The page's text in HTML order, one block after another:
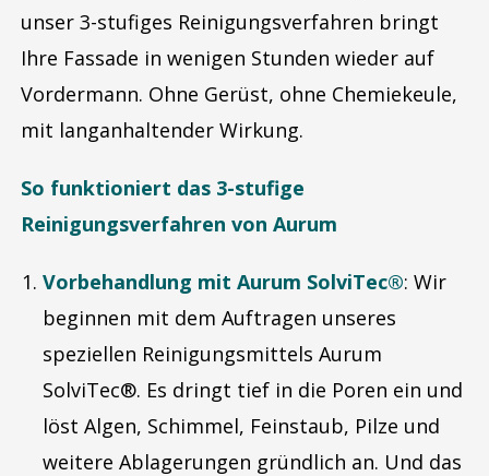
unser 3-stufiges Reinigungsverfahren bringt
Ihre Fassade in wenigen Stunden wieder auf
Vordermann. Ohne Gerüst, ohne Chemiekeule,
mit langanhaltender Wirkung.
So funktioniert das 3-stufige
Reinigungsverfahren von Aurum
Vorbehandlung mit Aurum SolviTec®: Wir
beginnen mit dem Auftragen unseres
speziellen Reinigungsmittels Aurum
SolviTec®. Es dringt tief in die Poren ein und
löst Algen, Schimmel, Feinstaub, Pilze und
weitere Ablagerungen gründlich an. Und das